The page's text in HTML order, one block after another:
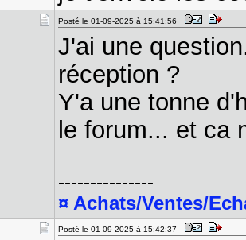
Posté le 01-09-2025 à 15:41:56
J'ai une
réception ?
Y'a une tonne
le forum... et ca
---------------
¤ Achats/Ventes/
Posté le 01-09-2025 à 15:42:37